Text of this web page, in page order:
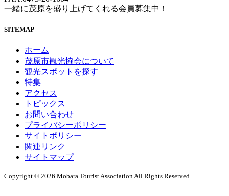
一緒に茂原を盛り上げてくれる会員募集中！
SITEMAP
ホーム
茂原市観光協会について
観光スポットを探す
特集
アクセス
トピックス
お問い合わせ
プライバシーポリシー
サイトポリシー
関連リンク
サイトマップ
Copyright © 2026 Mobara Tourist Association All Rights Reserved.